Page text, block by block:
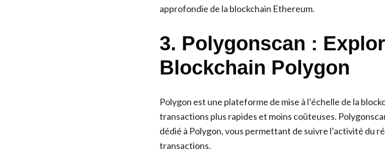
approfondie de la blockchain Ethereum.
3. Polygonscan :
Blockchain Polygon
Polygon est une plateforme de mise à l’échelle de la
transactions plus rapides et moins coûteuses.
dédié à Polygon, vous permettant de suivre l’activité du
transactions.